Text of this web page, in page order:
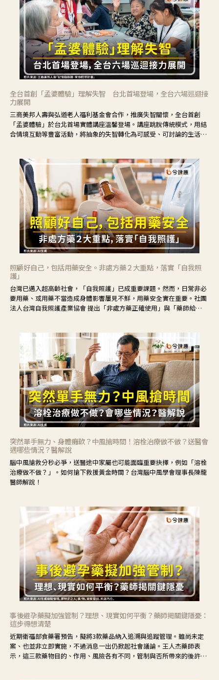
全台首創「孟婆體驗」理解失智 台北首場登場，全台六場巡迴接
力展開
三商美邦人壽與弘道老人福利基金會合作，推廣失智關懷，全台首創
「孟婆體驗」於台北首場實體講座溫馨登場。講座跳脫傳統模式，用結
合情境互動等豐富活動，將抽象的失智轉化為可感受、可討論的生活情
照顧好自己，包括用藥安全。非處方藥２大重點，落實「自我照
護」
台灣已邁入超高齡社會，「自我照護」已成重要課題。然而，日常非必
要用藥、或用藥不當造成身體影響屢見不鮮，用藥安全實在重要。社團
法人台灣自我照護產業協會 提出「非處方藥正確使用」與「藥師給
突然單手無力、身體癱軟？中風搶時間！溶栓治療做不做？送醫會
遇哪些情況？醫解說
腦中風搶救分秒必爭，送醫途中家屬也可能面臨重要抉擇，例如「溶栓
治療做不做？」。如何搶下救援黃金時間？台灣腦中風學會理事長陳龍
醫師解說！
事後避孕藥擬加強管制？理想、現實如何平衡？藥師揭關鍵隱憂：
這步得想清楚
近期衛福部食藥署預告，擬將3款藥品納入追溯與追蹤管理。雖尚未定
案、也並非立即實施，不過消息一出仍掀起社會議論。王人杰藥師表
示，這三款藥物目的、作用、風險各有不同，管制與否所帶來的後許影